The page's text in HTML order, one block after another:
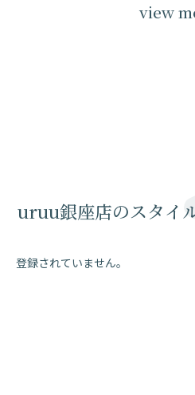
view
uruu銀座店のスタイ
登録されていません。